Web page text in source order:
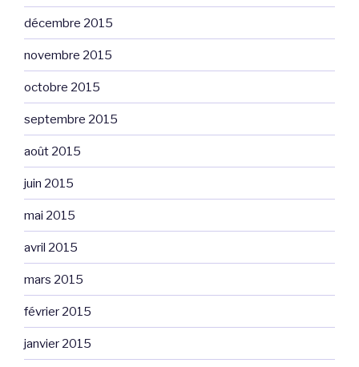
décembre 2015
novembre 2015
octobre 2015
septembre 2015
août 2015
juin 2015
mai 2015
avril 2015
mars 2015
février 2015
janvier 2015